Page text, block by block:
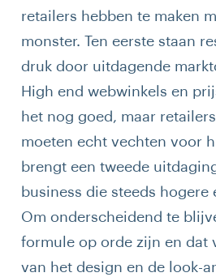
retailers hebben te maken
monster. Ten eerste staan
druk door uitdagende
High end webwinkels en
het nog goed, maar
moeten echt vechten voor
brengt een tweede
business die steeds hogere
Om onderscheidend te
formule op orde zijn en dat
van het design en de look-